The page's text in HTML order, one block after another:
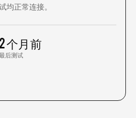
均正常连接。
2 个月前
后测试